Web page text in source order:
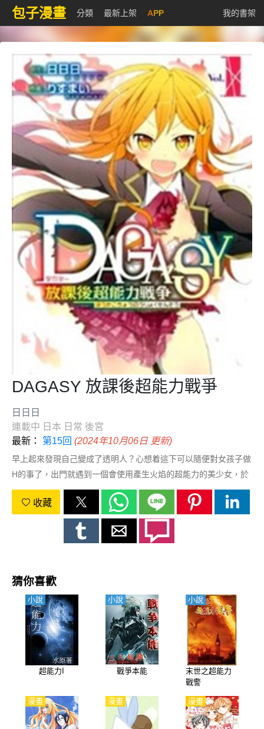
包子漫畫 分類 最新上架 APP 我的書架
DAGASY 放課後超能力戰爭
日日日
連載中 日本 日常 後宮
最新： 第15回 (2024年10月06日 更新)
早上起來發現自己變成了透明人？心想着這下可以隨便對女孩子做
H的事了，出門就遇到一個會使用產生火焰的超能力的美少女，於
是被捲入了學校混亂的超能力戰爭中……
收藏
猜你喜歡
超能力I
小說
戰爭本能
小說
末世之超能力
戰警
小說
漫畫 漫畫 漫畫